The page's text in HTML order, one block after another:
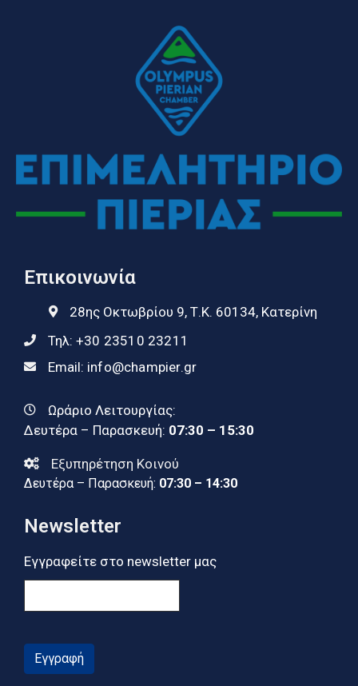
Επικοινωνία
28ης Οκτωβρίου 9, Τ.Κ. 60134, Κατερίνη
Τηλ: +30 23510 23211
Email: info@champier.gr
Ωράριο Λειτουργίας:
Δευτέρα – Παρασκευή: 07:30 – 15:30
Εξυπηρέτηση Κοινού
Δευτέρα – Παρασκευή: 07:30 – 14:30
Newsletter
Εγγραφείτε στο newsletter μας
Εγγραφή